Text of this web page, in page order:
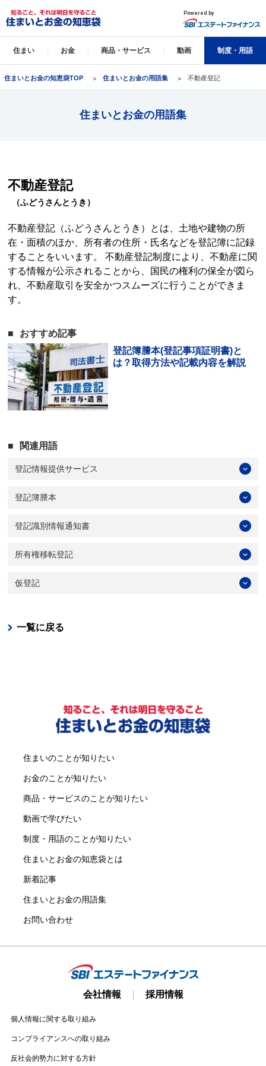
住まい お金 商品・サービス 動画 制度・用語
住まいとお金の知恵袋TOP 住まいとお金の用語集 不動産登記
住まいとお金の用語集
不動産登記
（ふどうさんとうき）
不動産登記（ふどうさんとうき）とは、土地や建物の所
在・面積のほか、所有者の住所・氏名などを登記簿に記録
することをいいます。 不動産登記制度により、不動産に関
する情報が公示されることから、国民の権利の保全が図ら
れ、不動産取引を安全かつスムーズに行うことができま
す。
おすすめ記事
登記簿謄本(登記事項証明書)と
は？取得方法や記載内容を解説
関連用語
登記情報提供サービス
登記簿謄本
登記識別情報通知書
所有権移転登記
仮登記
一覧に戻る
住まいのことが知りたい
お金のことが知りたい
商品・サービスのことが知りたい
動画で学びたい
制度・用語のことが知りたい
住まいとお金の知恵袋とは
新着記事
住まいとお金の用語集
お問い合わせ
会社情報 採用情報
個人情報に関する取り組み
コンプライアンスへの取り組み
反社会的勢力に対する方針